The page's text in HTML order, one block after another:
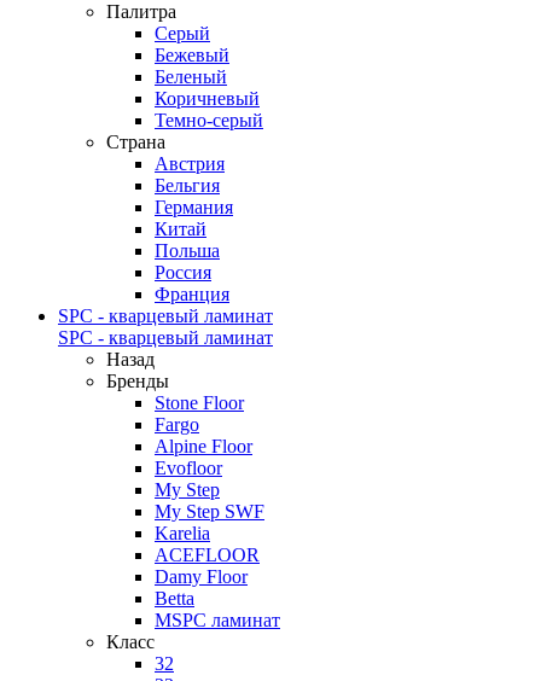
Палитра
Серый
Бежевый
Беленый
Коричневый
Темно-серый
Страна
Австрия
Бельгия
Германия
Китай
Польша
Россия
Франция
SPC - кварцевый ламинат
SPC - кварцевый ламинат
Назад
Бренды
Stone Floor
Fargo
Alpine Floor
Evofloor
My Step
My Step SWF
Karelia
ACEFLOOR
Damy Floor
Betta
MSPC ламинат
Класс
32